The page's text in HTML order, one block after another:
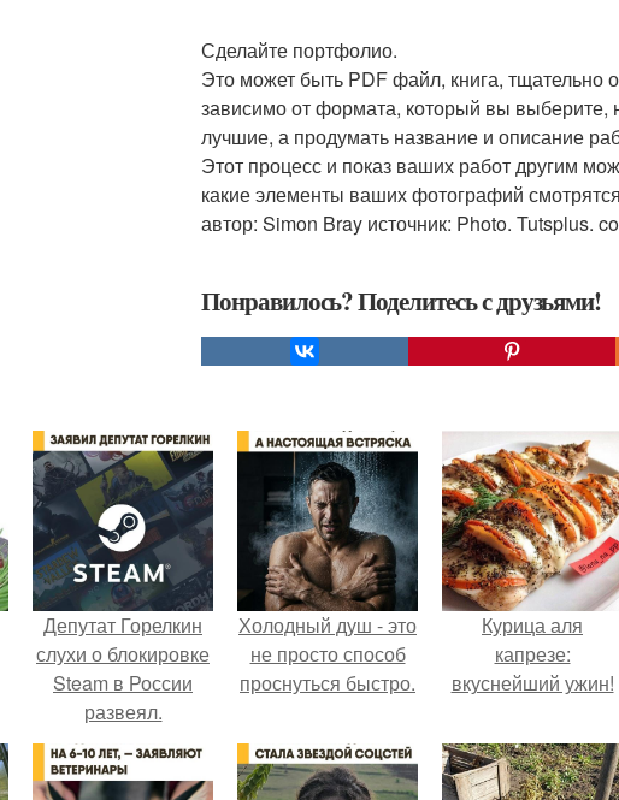
Сделайте портфолио.
Это может быть PDF файл, книга, тщательно
зависимо от формата, который вы выберите,
лучшие, а продумать название и описание
Этот процесс и показ ваших работ другим
какие элементы ваших фотографий
автор: Simon Bray источник: Photo. Tutsplus.
Понравилось? Поделитесь с друзьями!
Депутат Горелкин
слухи о блокировке
Steam в России
развеял.
Холодный душ - это
не просто способ
проснуться быстро.
Курица аля
капрезе:
вкуснейший ужин!